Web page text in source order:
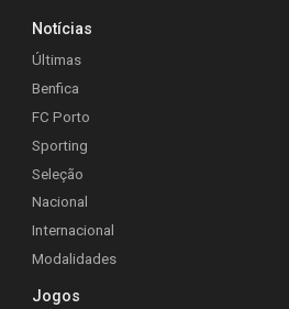
Notícias
Últimas
Benfica
FC Porto
Sporting
Seleção
Nacional
Internacional
Modalidades
Jogos